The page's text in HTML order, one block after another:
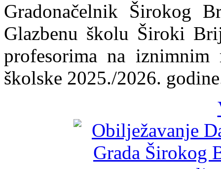
Gradonačelnik Širokog
Glazbenu školu Široki
profesorima na iznimnim
školske 2025./2026.